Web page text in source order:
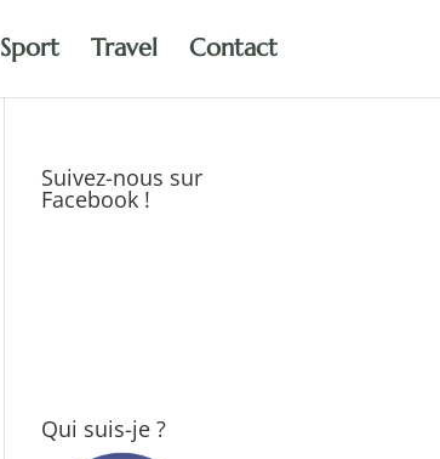
Sport Travel Contact
Suivez-nous sur
Facebook !
Qui suis-je ?